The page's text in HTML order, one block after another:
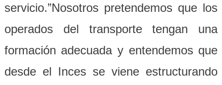
servicio.”Nosotros pretendemos que los
operados del transporte tengan una
formación adecuada y entendemos que
desde el Inces se viene estructurando